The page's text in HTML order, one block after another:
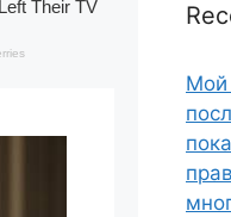
Мой